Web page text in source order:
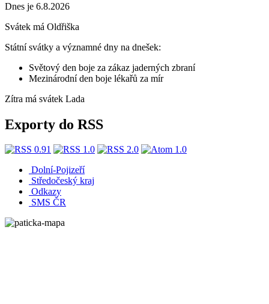
Dnes je 6.8.2026
Svátek má Oldřiška
Státní svátky a významné dny na dnešek:
Světový den boje za zákaz jaderných zbraní
Mezinárodní den boje lékařů za mír
Zítra má svátek Lada
Exporty do RSS
Dolní-Pojizeří
Středočeský kraj
Odkazy
SMS ČR